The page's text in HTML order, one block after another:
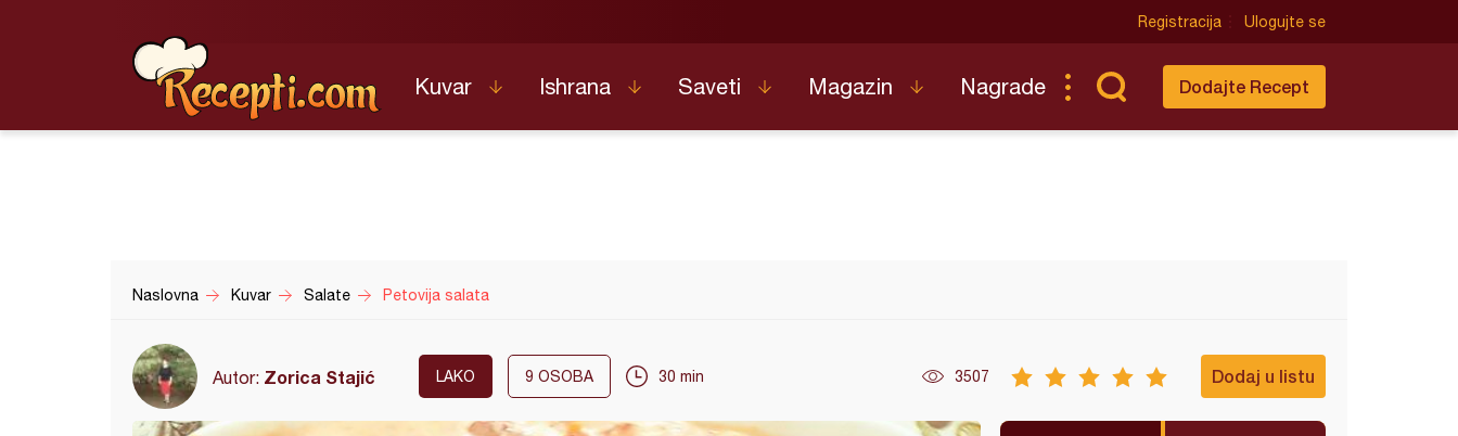
Registracija Ulogujte se
Kuvar Ishrana Saveti Magazin Nagrade Dodajte Recept
Naslovna Kuvar Salate Petovija salata
Autor: Zorica Stajić LAKO 9 OSOBA 30 min 3507 Dodaj u listu